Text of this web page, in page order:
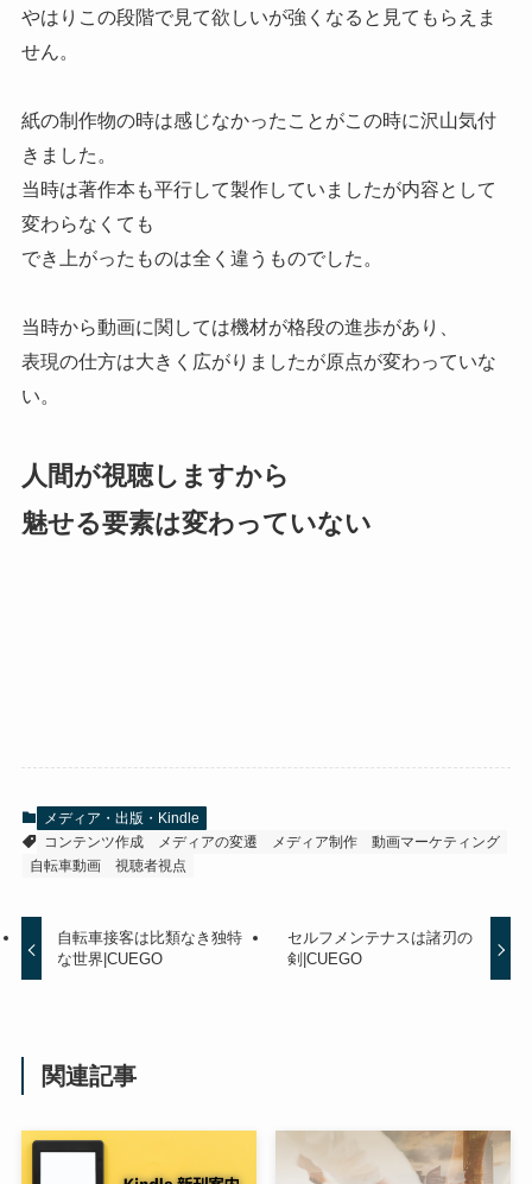
やはりこの段階で見て欲しいが強くなると見てもらえま
せん。
紙の制作物の時は感じなかったことがこの時に沢山気付
きました。
当時は著作本も平行して製作していましたが内容として
変わらなくても
でき上がったものは全く違うものでした。
当時から動画に関しては機材が格段の進歩があり、
表現の仕方は大きく広がりましたが原点が変わっていな
い。
人間が視聴しますから
魅せる要素は変わっていない
メディア・出版・Kindle
コンテンツ作成
メディアの変遷 メディア制作
動画マーケティング
自転車動画
視聴者視点
自転車接客は比類なき独特
な世界|CUEGO
セルフメンテナスは諸刃の
剣|CUEGO
関連記事